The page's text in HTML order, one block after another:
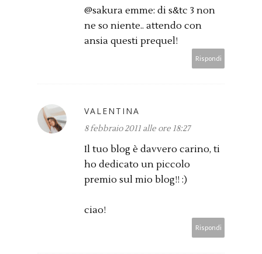
@sakura emme: di s&tc 3 non
ne so niente.. attendo con
ansia questi prequel!
Rispondi
VALENTINA
8 febbraio 2011 alle ore 18:27
Il tuo blog è davvero carino, ti
ho dedicato un piccolo
premio sul mio blog!! :)
ciao!
Rispondi